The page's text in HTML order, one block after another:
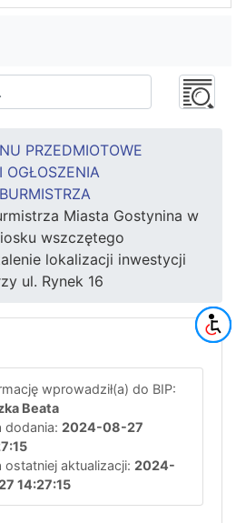
PRZEDMIOTOWE
OGŁOSZENIA
Miasta Gostynina w
wszczętego
lokalizacji inwestycji
ul. Rynek 16
wprowadził(a) do BIP:
Beata
dodania: 2024-08-27
ostatniej aktualizacji: 2024-
14:27:15